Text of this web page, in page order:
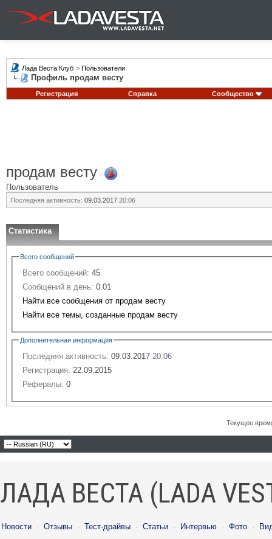
Лада Веста Клуб > Пользователи
Профиль продам весту
Регистрация Справка Сообщество
продам весту
Пользователь
Последняя активность: 09.03.2017 20:06
Статистика
Всего сообщений
Всего сообщений: 45
Сообщений в день: 0.01
Найти все сообщения от продам весту
Найти все темы, созданные продам весту
Дополнительная информация
Последняя активность: 09.03.2017 20:06
Регистрация: 22.09.2015
Рефералы: 0
Текущее
ЛАДА ВЕСТА (LADA
Новости · Отзывы · Тест-драйвы · Статьи · Интервью · Фото ·